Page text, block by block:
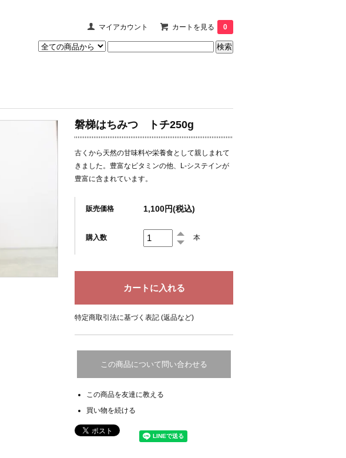
マイアカウント カートを見る 0
磐梯はちみつ トチ250g
古くから天然の甘味料や栄養食として親しまれて
きました。豊富なビタミンの他、L-システインが
豊富に含まれています。
販売価格 1,100円(税込)
購入数 本
特定商取引法に基づく表記 (返品など)
この商品について問い合わせる
この商品を友達に教える
買い物を続ける